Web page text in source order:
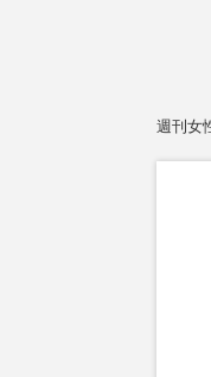
週刊女